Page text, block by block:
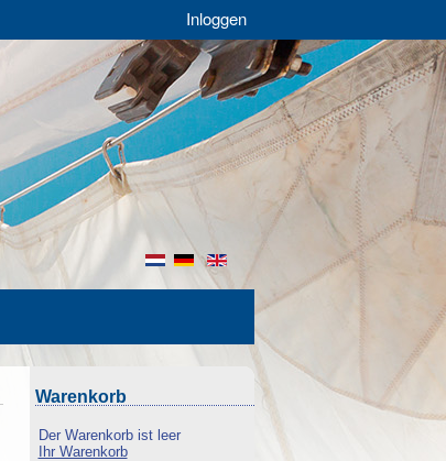
Inloggen
en
de
nl
Warenkorb
Der Warenkorb ist leer
Ihr Warenkorb